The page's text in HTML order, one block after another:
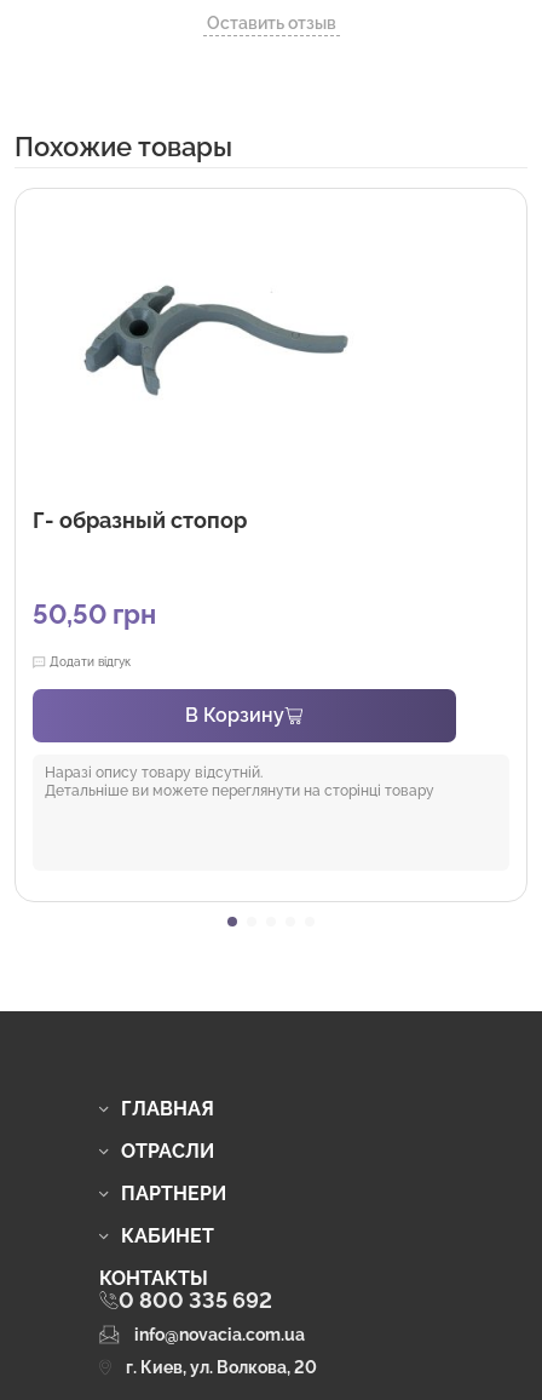
Оставить отзыв
Похожие товары
Г- образный стопор
50,50 грн
Додати відгук
В Корзину
Наразі опису товару відсутній.
Детальніше ви можете переглянути на сторінці товару
ГЛАВНАЯ
ОТРАСЛИ
ПАРТНЕРИ
КАБИНЕТ
КОНТАКТЫ
0 800 335 692
info@novacia.com.ua
г. Киев, ул. Волкова, 20